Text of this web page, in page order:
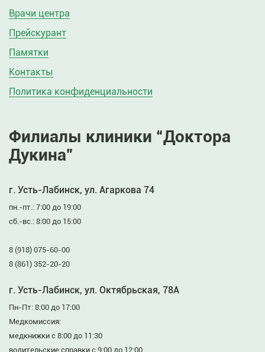
Врачи центра
Прейскурант
Памятки
Контакты
Политика конфиденциальности
Филиалы клиники “Доктора
Дукина”
г. Усть-Лабинск, ул. Агаркова 74
пн.-пт.: 7:00 до 19:00
сб.-вс.: 8:00 до 15:00
8 (918) 075-60-00
8 (861) 352-20-20
г. Усть-Лабинск, ул. Октябрьская, 78А
Пн-Пт: 8:00 до 17:00
Медкомиссия:
медкнижки с 8:00 до 11:30
водительские справки с 9:00 до 12:00